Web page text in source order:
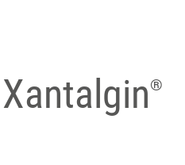
Xantalgin®